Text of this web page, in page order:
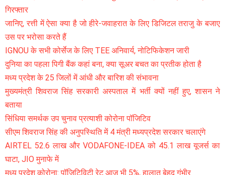
गिरफ्तार
जानिए, रत्ती में ऐसा क्या है जो हीरे-जवाहरात के लिए डिजिटल तराजु के बजाए
उस पर भरोसा करते हैं
IGNOU के सभी कोर्सेज के लिए TEE अनिवार्य, नोटिफिकेशन जारी
दुनिया का पहला पिगी बैंक कहां बना, क्या सूअर बचत का प्रतीक होता है
मध्य प्रदेश के 25 जिलों में आंधी और बारिश की संभावना
मुख्यमंत्री शिवराज सिंह सरकारी अस्पताल में भर्ती क्यों नहीं हुए, शासन ने
बताया
सिंधिया समर्थक उप चुनाव प्रत्याशी कोरोना पॉजिटिव
सीएम शिवराज सिंह की अनुपस्थिति में 4 मंत्री मध्यप्रदेश सरकार चलाएंगे
AIRTEL 52.6 लाख और VODAFONE-IDEA को 45.1 लाख यूजर्स का
घाटा, JIO मुनाफे में
मध्य प्रदेश कोरोना: पॉजिटिविटी रेट आज भी 5%, हालात बेहद गंभीर